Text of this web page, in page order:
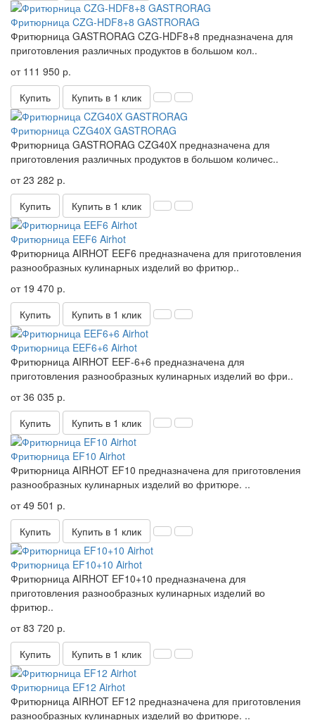
Фритюрница CZG-HDF8+8 GASTRORAG
Фритюрница GASTRORAG CZG-HDF8+8 предназначена для
приготовления различных продуктов в большом кол..
от 111 950 р.
Купить
Купить в 1 клик
Фритюрница CZG40X GASTRORAG
Фритюрница GASTRORAG CZG40X предназначена для
приготовления различных продуктов в большом количес..
от 23 282 р.
Купить
Купить в 1 клик
Фритюрница EEF6 Airhot
Фритюрница AIRHOT EEF6 предназначена для приготовления
разнообразных кулинарных изделий во фритюр..
от 19 470 р.
Купить
Купить в 1 клик
Фритюрница EEF6+6 Airhot
Фритюрница AIRHOT EEF-6+6 предназначена для
приготовления разнообразных кулинарных изделий во фри..
от 36 035 р.
Купить
Купить в 1 клик
Фритюрница EF10 Airhot
Фритюрница AIRHOT EF10 предназначена для приготовления
разнообразных кулинарных изделий во фритюре. ..
от 49 501 р.
Купить
Купить в 1 клик
Фритюрница EF10+10 Airhot
Фритюрница AIRHOT EF10+10 предназначена для
приготовления разнообразных кулинарных изделий во
фритюр..
от 83 720 р.
Купить
Купить в 1 клик
Фритюрница EF12 Airhot
Фритюрница AIRHOT EF12 предназначена для приготовления
разнообразных кулинарных изделий во фритюре. ..